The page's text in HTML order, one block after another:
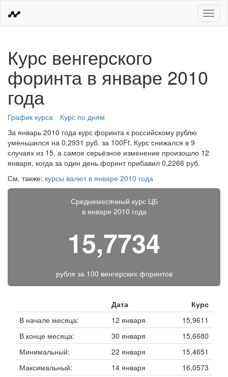
Меню
Курс венгерского
форинта в январе 2010
года
График курса
Курс по дням
За январь 2010 года курс форинта к российскому рублю
уменьшился на 0,2931 руб. за 100Ft. Курс снижался в 9
случаях из 15, а самое серьёзное изменение произошло 12
января, когда за один день форинт прибавил 0,2266 руб.
См. также: курсы валют в январе 2010 года
Среднемесячный курс ЦБ
в январе 2010 года
15,7734
рубля за 100 венгерских форинтов
Дата
Курс
В начале месяца:
12 января
15,9611
В конце месяца:
30 января
15,6680
Минимальный:
22 января
15,4651
Максимальный:
14 января 16,0573